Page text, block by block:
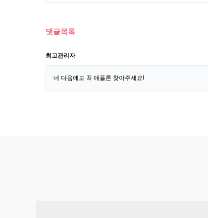
댓글목록
최고관리자
네 다음에도 꼭 애플론 찾아주세요!